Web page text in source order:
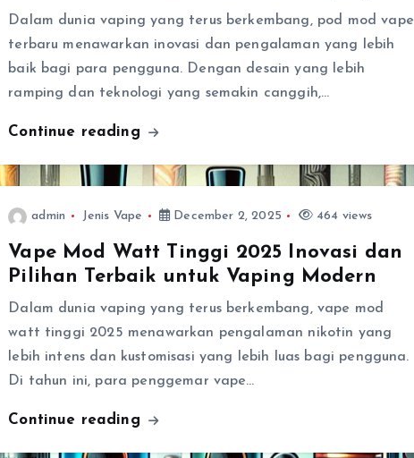
Dalam dunia vaping yang terus berkembang, pod mod vape
terbaru menawarkan inovasi dan pengalaman yang lebih
baik bagi para pengguna. Dengan desain yang lebih
ramping dan teknologi yang semakin canggih,…
Continue reading
admin Jenis Vape December 2, 2025 464 views
Vape Mod Watt Tinggi 2025 Inovasi dan
Pilihan Terbaik untuk Vaping Modern
Dalam dunia vaping yang terus berkembang, vape mod
watt tinggi 2025 menawarkan pengalaman nikotin yang
lebih intens dan kustomisasi yang lebih luas bagi pengguna.
Di tahun ini, para penggemar vape…
Continue reading